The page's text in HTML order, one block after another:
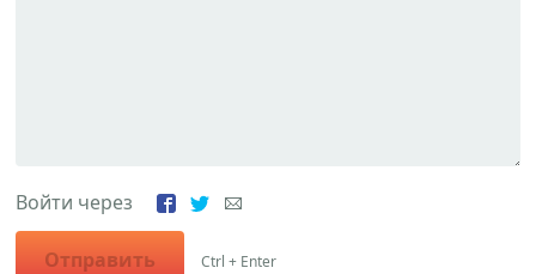
Войти через
Отправить Ctrl + Enter